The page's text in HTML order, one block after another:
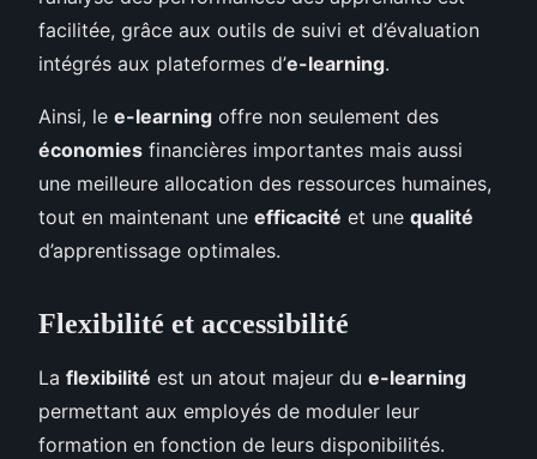
facilitée, grâce aux outils de suivi et d’évaluation
intégrés aux plateformes d’e-learning.
Ainsi, le e-learning offre non seulement des
économies financières importantes mais aussi
une meilleure allocation des ressources humaines,
tout en maintenant une efficacité et une qualité
d’apprentissage optimales.
Flexibilité et accessibilité
La flexibilité est un atout majeur du e-learning
permettant aux employés de moduler leur
formation en fonction de leurs disponibilités.